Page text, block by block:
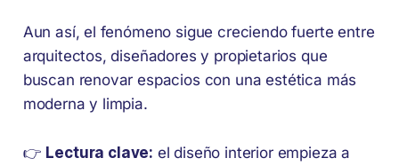
Aun así, el fenómeno sigue creciendo fuerte entre
arquitectos, diseñadores y propietarios que
buscan renovar espacios con una estética más
moderna y limpia.
👉 Lectura clave: el diseño interior empieza a